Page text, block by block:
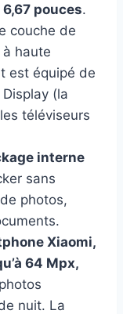
pouces.
couche de
haute
est équipé de
(la
téléviseurs
interne
sans
photos,
Xiaomi,
64 Mpx,
nuit. La